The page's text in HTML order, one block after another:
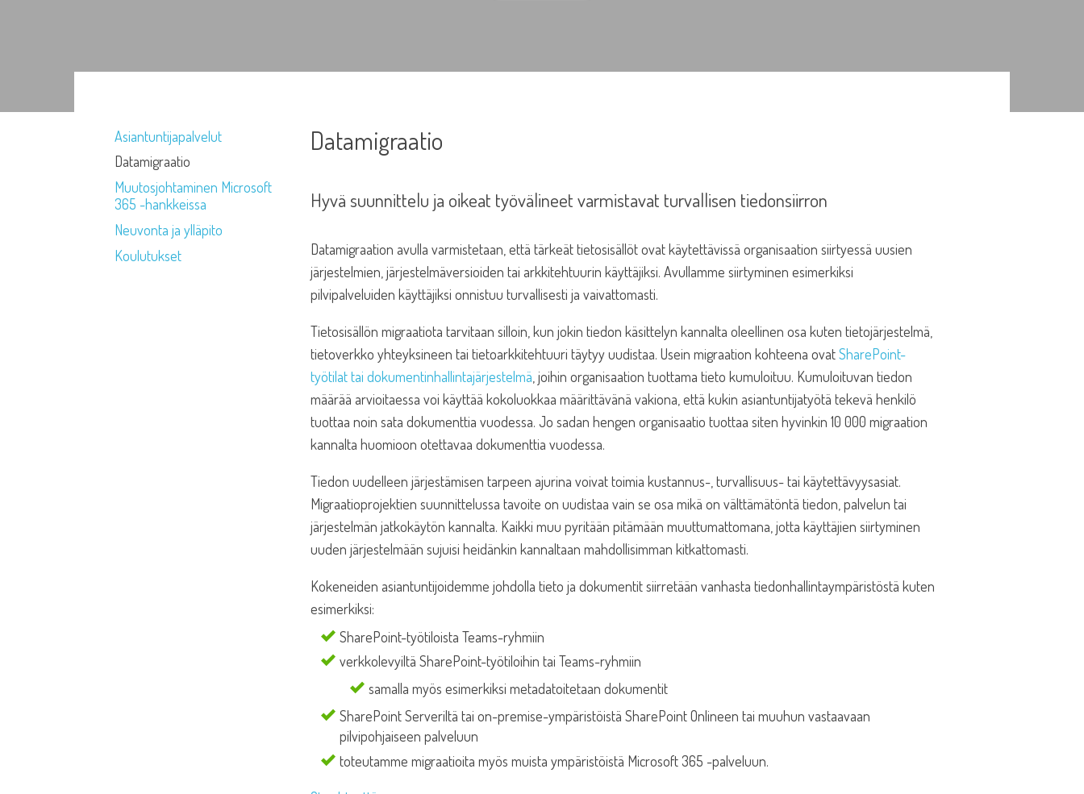
Asiantuntijapalvelut
Datamigraatio
Muutosjohtaminen Microsoft
365 -hankkeissa
Neuvonta ja ylläpito
Koulutukset
Datamigraatio
Hyvä suunnittelu ja oikeat työvälineet varmistavat turvallisen tiedonsiirron
Datamigraation avulla varmistetaan, että tärkeät tietosisällöt ovat käytettävissä organisaation siirtyessä uusien
järjestelmien, järjestelmäversioiden tai arkkitehtuurin käyttäjiksi. Avullamme siirtyminen esimerkiksi
pilvipalveluiden käyttäjiksi onnistuu turvallisesti ja vaivattomasti.
Tietosisällön migraatiota tarvitaan silloin, kun jokin tiedon käsittelyn kannalta oleellinen osa kuten tietojärjestelmä,
tietoverkko yhteyksineen tai tietoarkkitehtuuri täytyy uudistaa. Usein migraation kohteena ovatSharePoint-
työtilat tai dokumentinhallintajärjestelmä , joihin organisaation tuottama tieto kumuloituu. Kumuloituvan tiedon
määrää arvioitaessa voi käyttää kokoluokkaa määrittävänä vakiona, että kukin asiantuntijatyötä tekevä henkilö
tuottaa noin sata dokumenttia vuodessa. Jo sadan hengen organisaatio tuottaa siten hyvinkin 10 000 migraation
kannalta huomioon otettavaa dokumenttia vuodessa.
Tiedon uudelleen järjestämisen tarpeen ajurina voivat toimia kustannus-, turvallisuus- tai käytettävyysasiat.
Migraatioprojektien suunnittelussa tavoite on uudistaa vain se osa mikä on välttämätöntä tiedon, palvelun tai
järjestelmän jatkokäytön kannalta. Kaikki muu pyritään pitämään muuttumattomana, jotta käyttäjien siirtyminen
uuden järjestelmään sujuisi heidänkin kannaltaan mahdollisimman kitkattomasti.
Kokeneiden asiantuntijoidemme johdolla tieto ja dokumentit siirretään vanhasta tiedonhallintaympäristöstä kuten
esimerkiksi:
SharePoint-työtiloista Teams-ryhmiin
verkkolevyiltä SharePoint-työtiloihin tai Teams-ryhmiin
samalla myös esimerkiksi metadatoitetaan dokumentit
SharePoint Serveriltä tai on-premise-ympäristöistä SharePoint Onlineen tai muuhun vastaavaan
pilvipohjaiseen palveluun
toteutamme migraatioita myös muista ympäristöistä Microsoft 365 -palveluun.